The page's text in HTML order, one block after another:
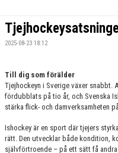
TRUPPEN
DOKUMENT
2025-08-23 18:12
Till dig som förälder
Tjejhockeyn i Sverige växer snabbt.
fördubblats på tio år, och Svenska
stärka flick- och damverksamheten
Ishockey är en sport där tjejers
rätt. Den utvecklar både kondition,
självförtroende – på ett sätt få